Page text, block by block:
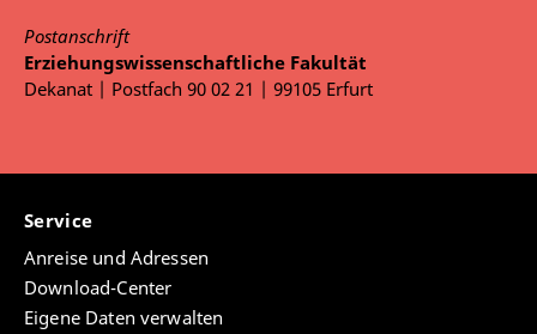
Postanschrift
Erziehungswissenschaftliche Fakultät
Dekanat | Postfach 90 02 21 | 99105 Erfurt
Service
Anreise und Adressen
Download-Center
Eigene Daten verwalten